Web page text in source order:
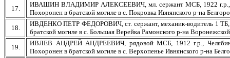
17.
ИВАШИН ВЛАДИМИР АЛЕКСЕЕВИЧ, мл. сержант МСБ, 1922 г.р.,
Похоронен в братской могиле в с. Покровка Ивнянского р-на
18.
ИВДЕНКО ПЕТР ФЕДОРОВИЧ, ст. сержант, механик-водитель 1 ТБ,
братской могиле в с. Большая Верейка Рамонского р-на
19.
ИВЛЕВ АНДРЕЙ АНДРЕЕВИЧ, рядовой МСБ, 1912 г.р.,
Похоронен в братской могиле в с. Верхопенье Ивнянского р-на